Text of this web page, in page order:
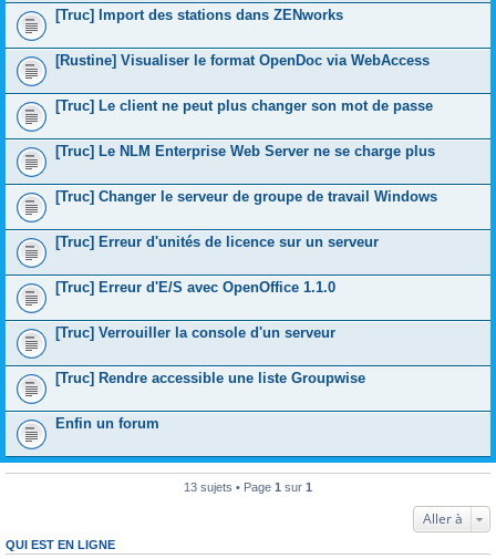
[Truc] Import des stations dans ZENworks
[Rustine] Visualiser le format OpenDoc via WebAccess
[Truc] Le client ne peut plus changer son mot de passe
[Truc] Le NLM Enterprise Web Server ne se charge plus
[Truc] Changer le serveur de groupe de travail Windows
[Truc] Erreur d'unités de licence sur un serveur
[Truc] Erreur d'E/S avec OpenOffice 1.1.0
[Truc] Verrouiller la console d'un serveur
[Truc] Rendre accessible une liste Groupwise
Enfin un forum
13 sujets • Page 1 sur 1
Aller à
QUI EST EN LIGNE